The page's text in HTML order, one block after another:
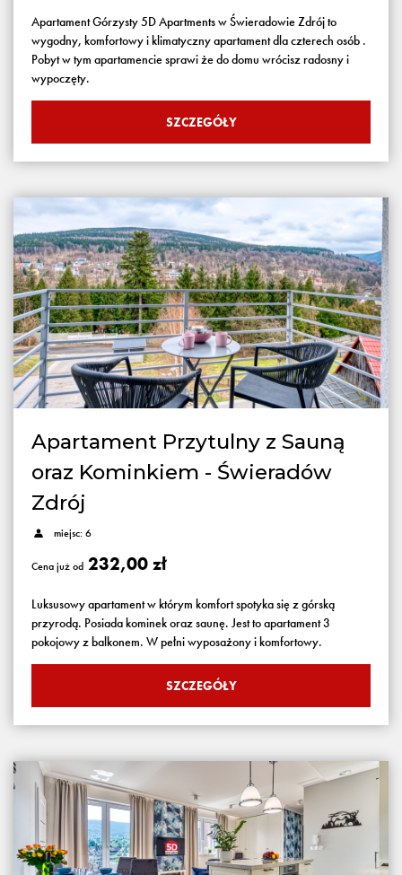
Apartament Górzysty 5D Apartments w Świeradowie Zdrój to
wygodny, komfortowy i klimatyczny apartament dla czterech osób .
Pobyt w tym apartamencie sprawi że do domu wrócisz radosny i
wypoczęty.
SZCZEGÓŁY
Apartament Przytulny z Sauną
oraz Kominkiem - Świeradów
Zdrój
miejsc: 6
Cena już od 232,00 zł
Luksusowy apartament w którym komfort spotyka się z górską
przyrodą. Posiada kominek oraz saunę. Jest to apartament 3
pokojowy z balkonem. W pełni wyposażony i komfortowy.
SZCZEGÓŁY